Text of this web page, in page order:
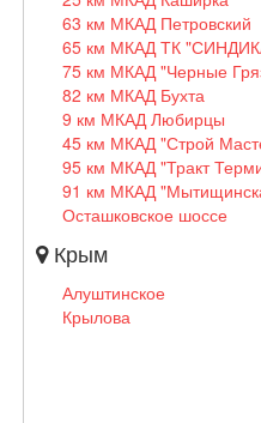
63 км МКАД Петровский
65 км МКАД ТК
75 км МКАД "Черные
82 км МКАД Бухта
9 км МКАД Любирцы
45 км МКАД "Строй
95 км МКАД "Тракт
91 км МКАД
Осташковское шоссе
Крым
Алуштинское
Крылова